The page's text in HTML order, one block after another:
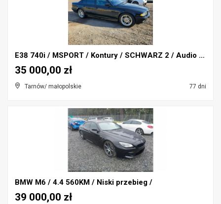
E38 740i / MSPORT / Kontury / SCHWARZ 2 / Audio DS...
Tarnów/ małopolskie 77 dni
35 000,00 zł
BMW M6 / 4.4 560KM / Niski przebieg /
39 000,00 zł